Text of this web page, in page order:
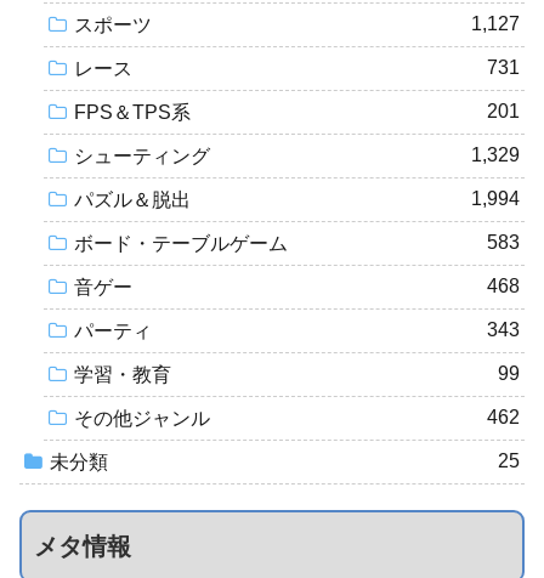
スポーツ 1,127
レース 731
FPS＆TPS系 201
シューティング 1,329
パズル＆脱出 1,994
ボード・テーブルゲーム 583
音ゲー 468
パーティ 343
学習・教育 99
その他ジャンル 462
未分類 25
メタ情報